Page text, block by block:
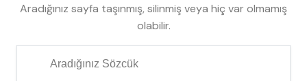
Aradığınız sayfa taşınmış, silinmiş veya hiç var olmamış
olabilir.